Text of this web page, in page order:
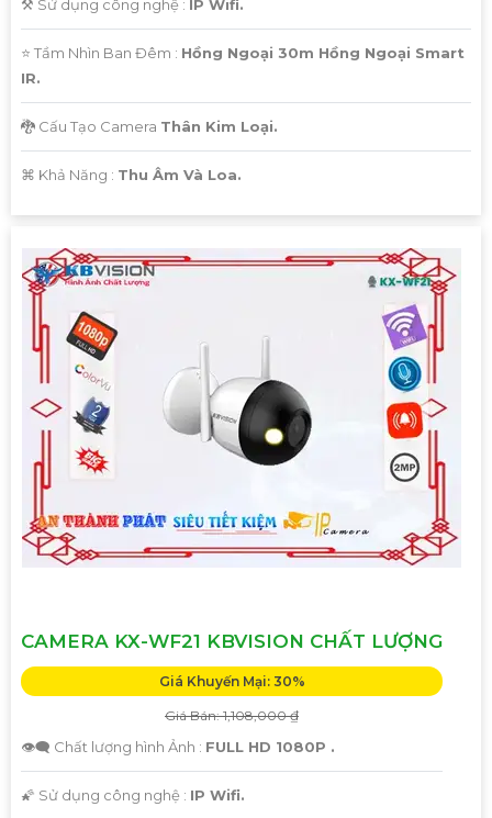
⚒ Sử dụng công nghệ : IP Wifi.
⭐ Tầm Nhìn Ban Đêm : Hồng Ngoại 30m Hồng Ngoại Smart
IR.
🐉️ Cấu Tạo Camera Thân Kim Loại.
️⌘ Khả Năng : Thu Âm Và Loa.
CAMERA KX-WF21 KBVISION CHẤT LƯỢNG
Giá Khuyến Mại: 30%
Giá Bán: 1,108,000 ₫
👁️‍🗨 Chất lượng hình Ảnh : FULL HD 1080P .
🌠 Sử dụng công nghệ : IP Wifi.